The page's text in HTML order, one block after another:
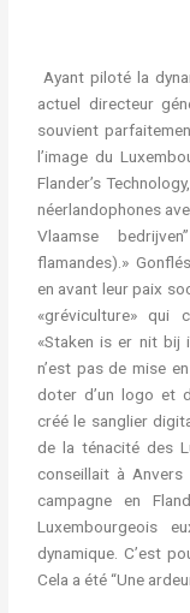
Ayant piloté la
actuel directeur
souvient
l’image du
Flander’s
néerlandophones
Vlaamse
flamandes).»
en avant leur paix
«gréviculture» qui
«Staken is er nit bij
n’est pas de mise
doter d’un logo et
créé le sanglier
de la ténacité des
conseillait à
campagne en
Luxembourgeois
dynamique. C’est
Cela a été “Une